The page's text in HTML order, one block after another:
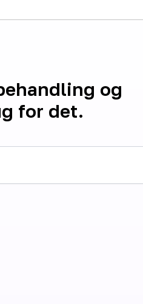
og
for det.